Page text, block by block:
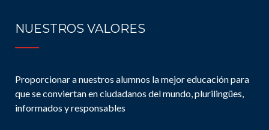
NUESTROS VALORES
Proporcionar a nuestros alumnos la mejor educación para
que se conviertan en ciudadanos del mundo, plurilingües,
informados y responsables